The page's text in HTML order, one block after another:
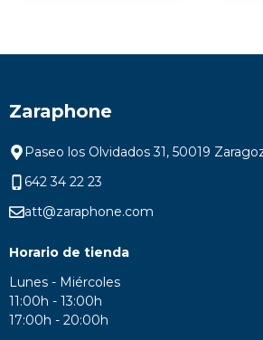
Zaraphone
Paseo los Olvidados 31, 50019
642 34 22 23
att@zaraphone.com
Horario de tienda
Lunes - Miércoles
11:00h - 13:00h
17:00h - 20:00h